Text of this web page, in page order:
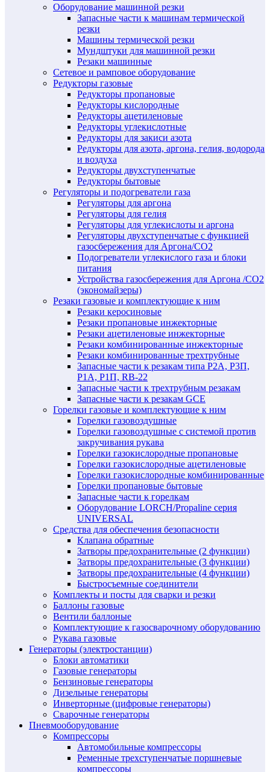
Оборудование машинной резки
Запасные части к машинам термической
резки
Машины термической резки
Мундштуки для машинной резки
Резаки машинные
Сетевое и рамповое оборудование
Редукторы газовые
Редукторы пропановые
Редукторы кислородные
Редукторы ацетиленовые
Редукторы углекислотные
Редукторы для закиси азота
Редукторы для азота, аргона, гелия, водорода
и воздуха
Редукторы двухступенчатые
Редукторы бытовые
Регуляторы и подогреватели газа
Регуляторы для аргона
Регуляторы для гелия
Регуляторы для углекислоты и аргона
Регуляторы двухступенчатые c функцией
газосбережения для Аргона/СО2
Подогреватели углекислого газа и блоки
питания
Устройства газосбережения для Аргона /СО2
(экономайзеры)
Резаки газовые и комплектующие к ним
Резаки керосиновые
Резаки пропановые инжекторные
Резаки ацетиленовые инжекторные
Резаки комбинированные инжекторные
Резаки комбинированные трехтрубные
Запасные части к резакам типа Р2А, Р3П,
Р1А, Р1П, RB-22
Запасные части к трехтрубным резакам
Запасные части к резакам GCE
Горелки газовые и комплектующие к ним
Горелки газовоздушные
Горелки газовоздушные с системой против
закручивания рукава
Горелки газокислородные пропановые
Горелки газокислородные ацетиленовые
Горелки газокислородные комбинированные
Горелки пропановые бытовые
Запасные части к горелкам
Оборудование LORCH/Propaline серия
UNIVERSAL
Средства для обеспечения безопасности
Клапана обратные
Затворы предохранительные (2 функции)
Затворы предохранительные (3 функции)
Затворы предохранительные (4 функции)
Быстросъемные соединители
Комплекты и посты для сварки и резки
Баллоны газовые
Вентили баллоные
Комплектующие к газосварочному оборудованию
Рукава газовые
Генераторы (электростанции)
Блоки автоматики
Газовые генераторы
Бензиновые генераторы
Дизельные генераторы
Инверторные (цифровые генераторы)
Сварочные генераторы
Пневмооборудование
Компрессоры
Автомобильные компрессоры
Ременные трехступенчатые поршневые
компрессоры